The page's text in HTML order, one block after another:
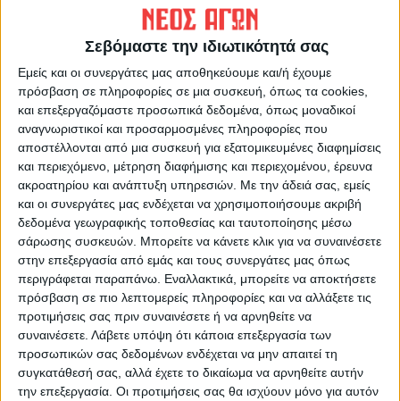
Σεβόμαστε την ιδιωτικότητά σας
Εμείς και οι συνεργάτες μας αποθηκεύουμε και/ή έχουμε
πρόσβαση σε πληροφορίες σε μια συσκευή, όπως τα cookies,
και επεξεργαζόμαστε προσωπικά δεδομένα, όπως μοναδικοί
αναγνωριστικοί και προσαρμοσμένες πληροφορίες που
αποστέλλονται από μια συσκευή για εξατομικευμένες διαφημίσεις
και περιεχόμενο, μέτρηση διαφήμισης και περιεχομένου, έρευνα
ακροατηρίου και ανάπτυξη υπηρεσιών. Με την άδειά σας, εμείς
και οι συνεργάτες μας ενδέχεται να χρησιμοποιήσουμε ακριβή
δεδομένα γεωγραφικής τοποθεσίας και ταυτοποίησης μέσω
σάρωσης συσκευών. Μπορείτε να κάνετε κλικ για να συναινέσετε
στην επεξεργασία από εμάς και τους συνεργάτες μας όπως
περιγράφεται παραπάνω. Εναλλακτικά, μπορείτε να αποκτήσετε
πρόσβαση σε πιο λεπτομερείς πληροφορίες και να αλλάξετε τις
προτιμήσεις σας πριν συναινέσετε ή να αρνηθείτε να
συναινέσετε. Λάβετε υπόψη ότι κάποια επεξεργασία των
προσωπικών σας δεδομένων ενδέχεται να μην απαιτεί τη
συγκατάθεσή σας, αλλά έχετε το δικαίωμα να αρνηθείτε αυτήν
την επεξεργασία. Οι προτιμήσεις σας θα ισχύουν μόνο για αυτόν
ημέρες των γιορτών λόγω των ιδιαίτερων
προβλημάτων που έχουν δημιουργηθεί και
είχαν ως αποτέλεσμα επεισόδια και άσκηση
βίας κατά του ιατρικού και νοσηλευτικού
προσωπικού. Ένα επίσης μεγάλο πρόβλημα
είναι το κτιριακό, όπου εκεί επιβάλλεται η
παρέμβαση και διόρθωση των βλαβών που
έχουν δημιουργηθεί, λόγω του μεγάλου
χρονικού διαστήματος που δεν έχουν γίνει
έργα συντήρησης.
3. ΚΕΝΤΡΟ ΥΓΕΙΑΣ ΠΑΛΑΜΑ
Στο Κέντρο Υγείας Παλαμά παρουσιάζεται
έντονη μετακίνηση ιατρών με αποτέλεσμα
τη δημιουργία λειτουργικών προβλημάτων
στις δομές του .Ένα μεγάλο πρόβλημα είναι